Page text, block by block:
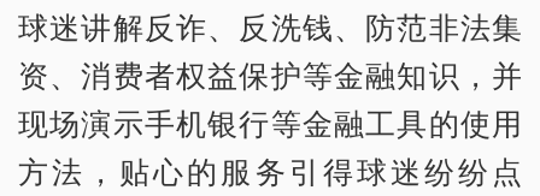
球迷讲解反诈、反洗钱、防范非法集
资、消费者权益保护等金融知识，并
现场演示手机银行等金融工具的使用
方法，贴心的服务引得球迷纷纷点